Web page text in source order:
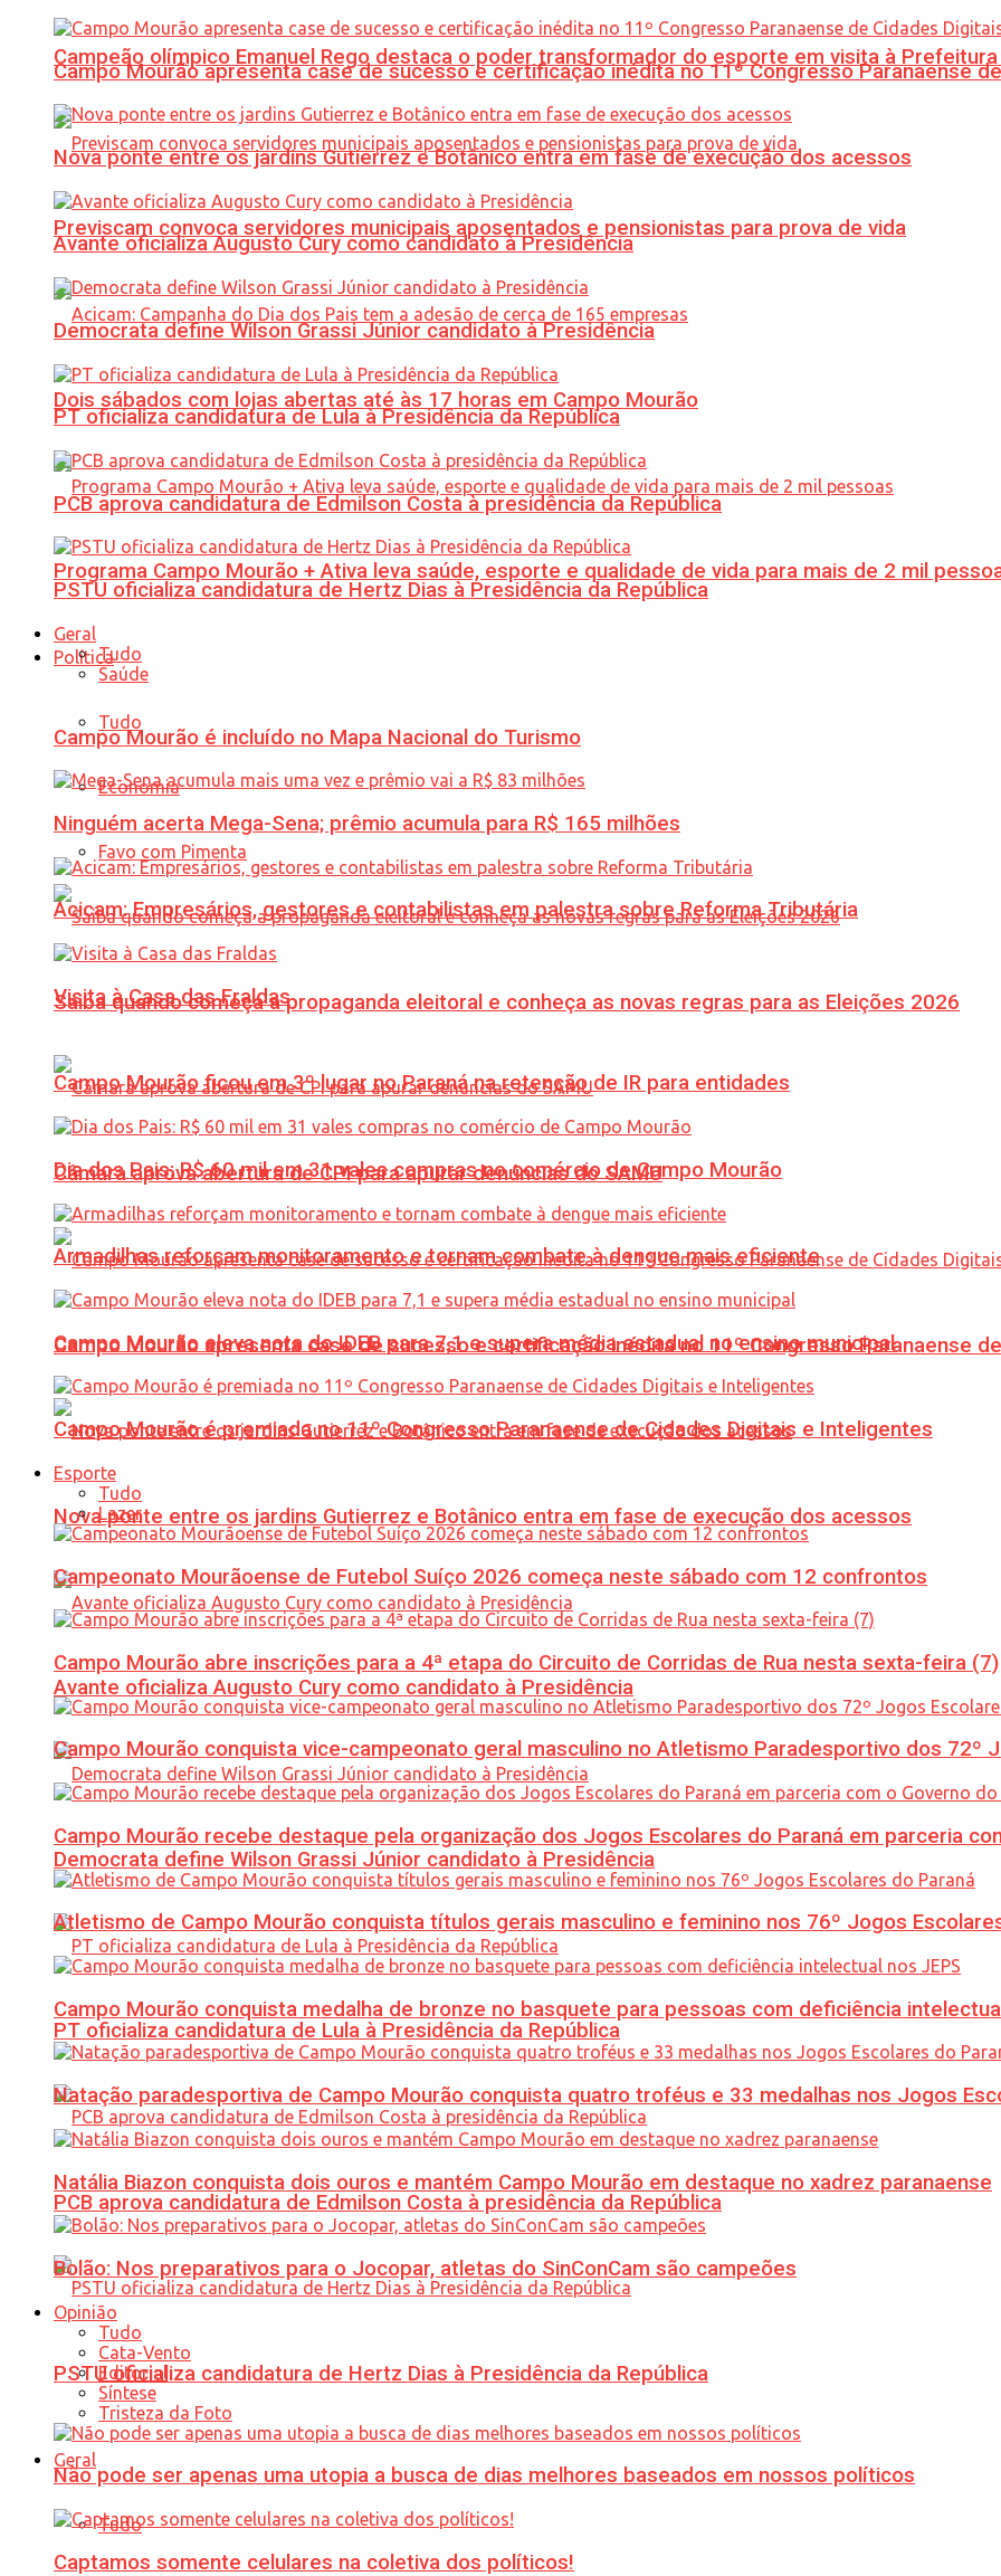
Campeão olímpico Emanuel Rego destaca o poder transformador do esporte em visita à
Previscam convoca servidores municipais aposentados e pensionistas para prova de vida
Dois sábados com lojas abertas até às 17 horas em Campo Mourão
Programa Campo Mourão + Ativa leva saúde, esporte e qualidade de vida para mais de 2 mil
Política
Tudo
Economia
Favo com Pimenta
Saiba quando começa a propaganda eleitoral e conheça as novas regras para as Eleições 2026
Câmara aprova abertura de CPI para apurar denúncias do SAMU
Campo Mourão apresenta case de sucesso e certificação inédita no 11º Congresso Paranaense
Nova ponte entre os jardins Gutierrez e Botânico entra em fase de execução dos acessos
Avante oficializa Augusto Cury como candidato à Presidência
Democrata define Wilson Grassi Júnior candidato à Presidência
PT oficializa candidatura de Lula à Presidência da República
PCB aprova candidatura de Edmilson Costa à presidência da República
PSTU oficializa candidatura de Hertz Dias à Presidência da República
Geral
Tudo
Campo Mourão apresenta case de sucesso e certificação inédita no 11º Congresso Paranaense
Nova ponte entre os jardins Gutierrez e Botânico entra em fase de execução dos acessos
Avante oficializa Augusto Cury como candidato à Presidência
Democrata define Wilson Grassi Júnior candidato à Presidência
PT oficializa candidatura de Lula à Presidência da República
PCB aprova candidatura de Edmilson Costa à presidência da República
PSTU oficializa candidatura de Hertz Dias à Presidência da República
Geral
Tudo
Saúde
Campo Mourão é incluído no Mapa Nacional do Turismo
Ninguém acerta Mega-Sena; prêmio acumula para R$ 165 milhões
Acicam: Empresários, gestores e contabilistas em palestra sobre Reforma Tributária
Visita à Casa das Fraldas
Campo Mourão ficou em 3º lugar no Paraná na retenção de IR para entidades
Dia dos Pais: R$ 60 mil em 31 vales compras no comércio de Campo Mourão
Armadilhas reforçam monitoramento e tornam combate à dengue mais eficiente
Campo Mourão eleva nota do IDEB para 7,1 e supera média estadual no ensino municipal
Campo Mourão é premiada no 11º Congresso Paranaense de Cidades Digitais e Inteligentes
Esporte
Tudo
Lazer
Campeonato Mourãoense de Futebol Suíço 2026 começa neste sábado com 12 confrontos
Campo Mourão abre inscrições para a 4ª etapa do Circuito de Corridas de Rua nesta sexta-feira (7)
Campo Mourão conquista vice-campeonato geral masculino no Atletismo Paradesportivo dos 72º
Campo Mourão recebe destaque pela organização dos Jogos Escolares do Paraná em parceria
Atletismo de Campo Mourão conquista títulos gerais masculino e feminino nos 76º Jogos
Campo Mourão conquista medalha de bronze no basquete para pessoas com deficiência
Natação paradesportiva de Campo Mourão conquista quatro troféus e 33 medalhas nos Jogos
Natália Biazon conquista dois ouros e mantém Campo Mourão em destaque no xadrez paranaense
Bolão: Nos preparativos para o Jocopar, atletas do SinConCam são campeões
Opinião
Tudo
Cata-Vento
Editorial
Síntese
Tristeza da Foto
Não pode ser apenas uma utopia a busca de dias melhores baseados em nossos políticos
Captamos somente celulares na coletiva dos políticos!